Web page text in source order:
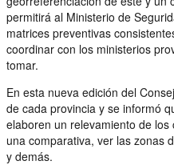
permitirá al Ministerio de
matrices preventivas
coordinar con los ministerios
tomar.
En esta nueva edición del
de cada provincia y se informó
elaboren un relevamiento de
una comparativa, ver las zonas
y demás.